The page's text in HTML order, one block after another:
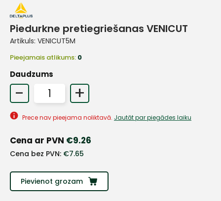
Piedurkne pretiegriešanas VENICUT
Artikuls: VENICUT5M
Pieejamais atlikums: 0
Daudzums
- +
Prece nav pieejama noliktavā. Jautāt par piegādes laiku
Cena ar PVN €9.26
Cena bez PVN: €7.65
Pievienot grozam+